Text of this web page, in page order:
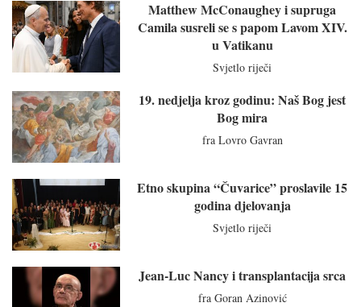
Matthew McConaughey i supruga
Camila susreli se s papom Lavom XIV.
u Vatikanu
Svjetlo riječi
19. nedjelja kroz godinu: Naš Bog jest
Bog mira
fra Lovro Gavran
Etno skupina “Čuvarice” proslavile 15
godina djelovanja
Svjetlo riječi
Jean-Luc Nancy i transplantacija srca
fra Goran Azinović